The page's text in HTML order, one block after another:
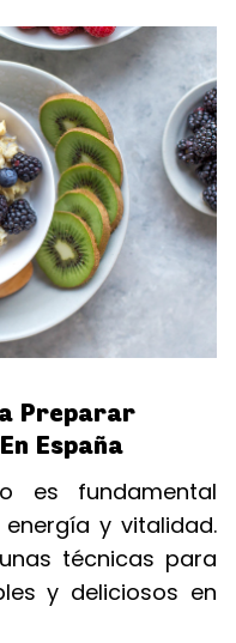
Preparar
España
es fundamental
y vitalidad.
técnicas para
y deliciosos en